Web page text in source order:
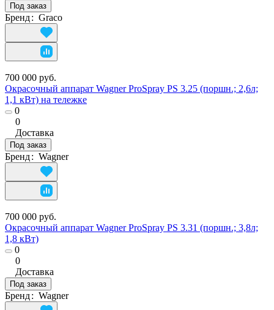
Под заказ
Бренд: Graco
700 000 руб.
Окрасочный аппарат Wagner ProSpray PS 3.25 (поршн.; 2,6л;
1,1 кВт) на тележке
0
0
Доставка
Под заказ
Бренд: Wagner
700 000 руб.
Окрасочный аппарат Wagner ProSpray PS 3.31 (поршн.; 3,8л;
1,8 кВт)
0
0
Доставка
Под заказ
Бренд: Wagner